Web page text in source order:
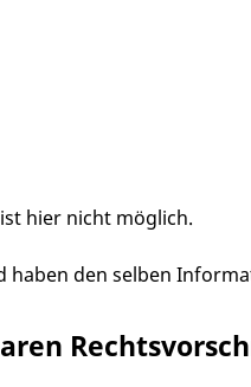
hier nicht möglich.
haben den selben